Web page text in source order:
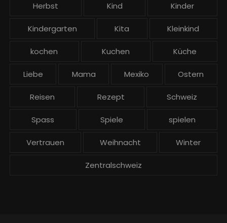
Herbst Kind Kinder
Kindergarten Kita Kleinkind
kochen Kuchen Küche
Liebe Mama Mexiko Ostern
Reisen Rezept Schweiz
Spass Spiele spielen
Vertrauen Weihnacht Winter
Zentralschweiz